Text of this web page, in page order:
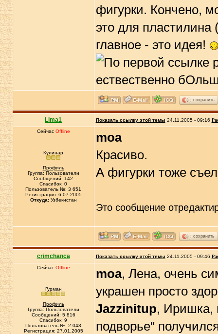
фигурки. Кончено,
это для пластилина
главное - это идея!
сохранить
Lima1 Показать ссылку этой темы 24.11.2005 - 09:16
Сейчас Offline
Кулинар
Профиль
Группа: Пользователи
Сообщений: 142
Спасибок: 0
Пользователь №: 3 651
Регистрация: 6.07.2005
Откуда:Узбекистан
moa
Красиво.
А фигурки тоже
Это сообщение
сохранить
crimchanca Показать ссылку этой темы 24.11.2005 - 09:46
Сейчас Offline
Гурман
Профиль
Группа: Пользователи
Сообщений: 5 816
Спасибок: 9
Пользователь №: 2 043
Регистрация: 27.01.2005
moa, Лена, очень
украшен просто
Jazzinitup, Иришка,
подворье"